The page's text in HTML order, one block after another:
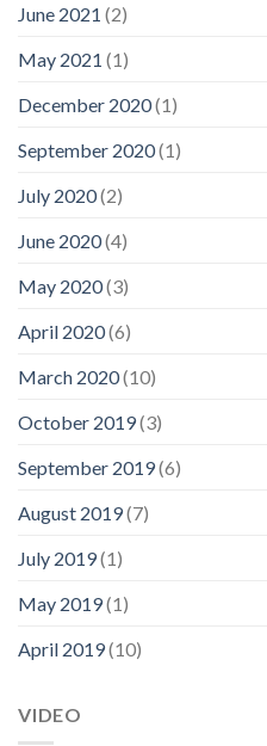
June 2021 (2)
May 2021 (1)
December 2020(1)
September 2020(1)
July 2020(2)
June 2020(4)
May 2020(3)
April 2020(6)
March 2020(10)
October 2019(3)
September 2019(6)
August 2019(7)
July 2019(1)
May 2019(1)
April 2019(10)
VIDEO